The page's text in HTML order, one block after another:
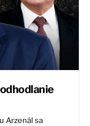
Arzenál sa